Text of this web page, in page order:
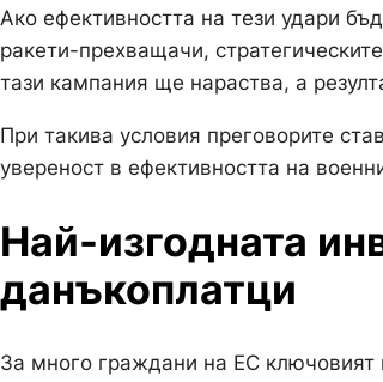
Ако ефективността на тези удари
ракети-прехващачи,
тази кампания ще нараства, а
При такива условия преговорите
увереност в ефективността на
Най-изгодната
данъкоплатци
За много граждани на ЕС ключовият